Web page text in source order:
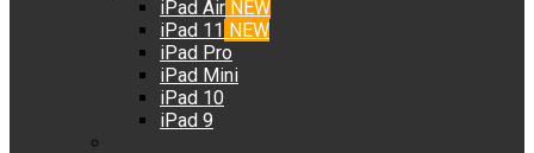
iPad Air NEW
iPad 11 NEW
iPad Pro
iPad Mini
iPad 10
iPad 9